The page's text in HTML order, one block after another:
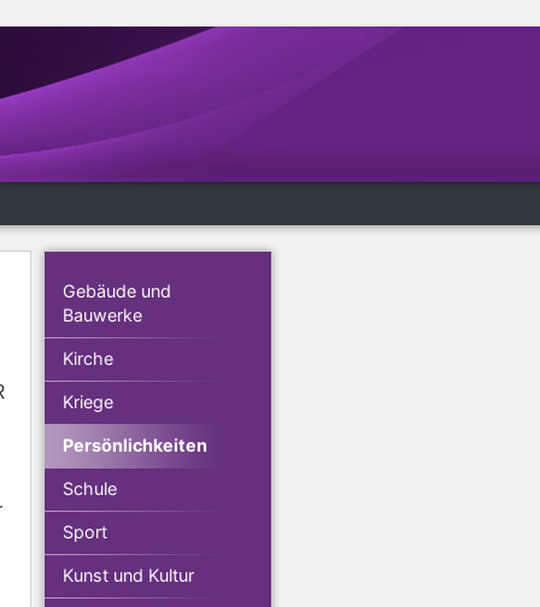
Gebäude und
Bauwerke
Kirche
Kriege
Persönlichkeiten
Schule
Sport
Kunst und Kultur